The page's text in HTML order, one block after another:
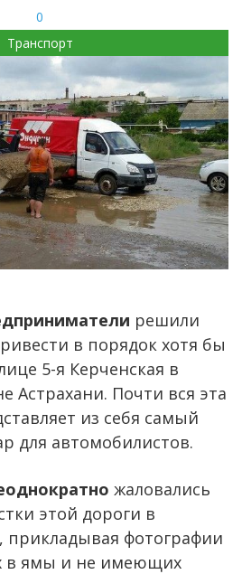
0
Транспорт
решили
в порядок хотя бы
5-я Керченская в
Астрахани. Почти вся эта
из себя самый
для автомобилистов.
жаловались
этой дороги в
прикладывая фотографии
в ямы и не имеющих